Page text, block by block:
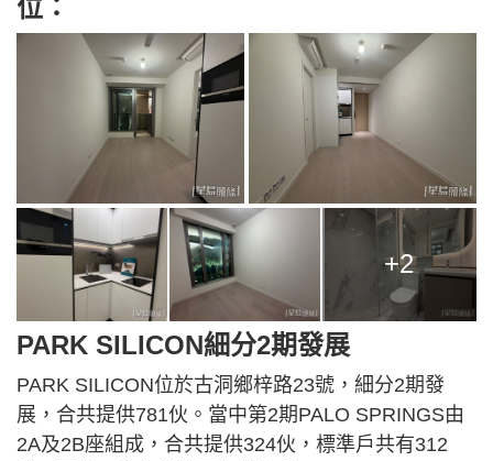
位：
+2
PARK SILICON細分2期發展
PARK SILICON位於古洞鄉梓路23號，細分2期發
展，合共提供781伙。當中第2期PALO SPRINGS由
2A及2B座組成，合共提供324伙，標準戶共有312